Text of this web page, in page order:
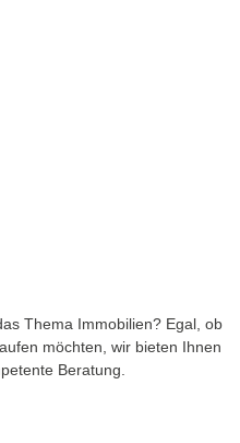
Thema Immobilien? Egal, ob
möchten, wir bieten Ihnen
Beratung.